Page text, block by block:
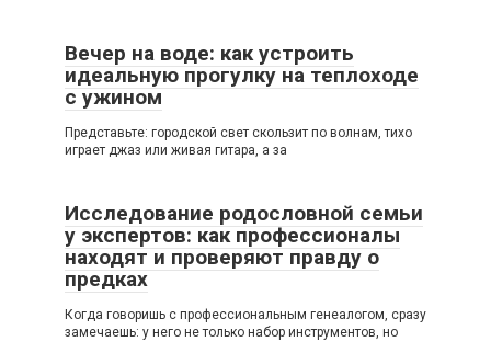
Вечер на воде: как устроить
идеальную прогулку на теплоходе
с ужином
Представьте: городской свет скользит по волнам, тихо
играет джаз или живая гитара, а за
Исследование родословной семьи
у экспертов: как профессионалы
находят и проверяют правду о
предках
Когда говоришь с профессиональным генеалогом, сразу
замечаешь: у него не только набор инструментов, но